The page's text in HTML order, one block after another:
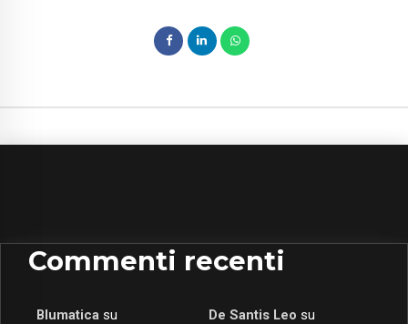
Commenti recenti
Blumaticasu
De Santis Leo su